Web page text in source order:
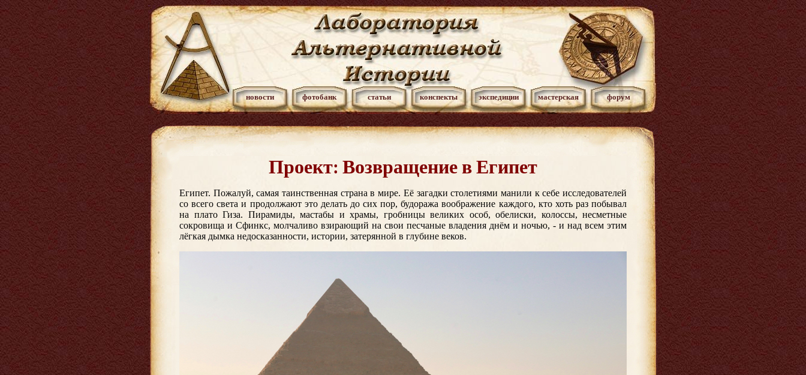
новости фотобанк статьи конспекты экспедиции мастерская форум
Проект: Возвращение в Египет
Египет. Пожалуй, самая таинственная страна в мире. Её загадки столетиями манили к себе исследователей
со всего света и продолжают это делать до сих пор, будоража воображение каждого, кто хоть раз побывал
на плато Гиза. Пирамиды, мастабы и храмы, гробницы великих особ, обелиски, колоссы, несметные
сокровища и Сфинкс, молчаливо взирающий на свои песчаные владения днём и ночью, - и над всем этим
лёгкая дымка недосказанности, истории, затерянной в глубине веков.